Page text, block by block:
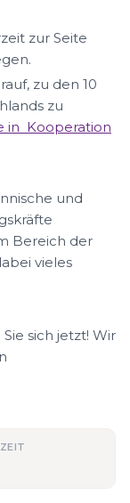
zur Seite
zu den 10
zu
in Kooperation
und
Bereich der
vieles
sich jetzt! Wir